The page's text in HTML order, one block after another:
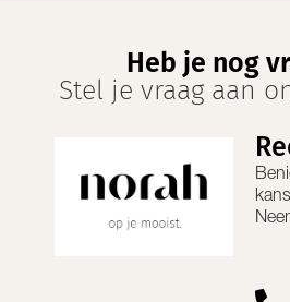
Heb je nog
Stel je vraag aan